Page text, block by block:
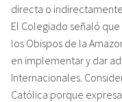
directa o
El Colegiado señaló
los Obispos de la
en implementar y dar
Internacionales.
Católica porque